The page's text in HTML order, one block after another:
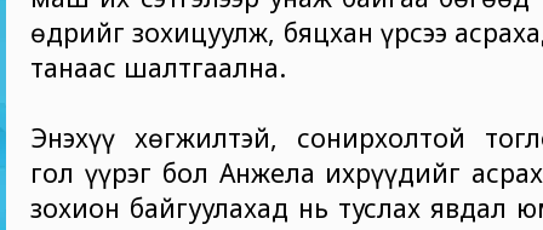
өдрийг зохицуулж, бяцхан үрсээ
танаас шалтгаална.
Энэхүү хөгжилтэй, сонирхолтой
гол үүрэг бол Анжела ихрүүдийг
зохион байгуулахад нь туслах явдал